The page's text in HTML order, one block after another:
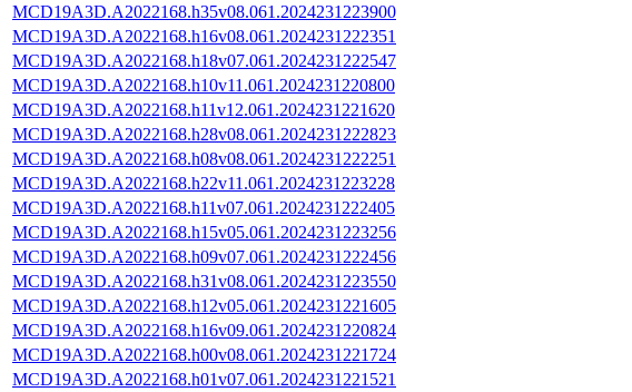
MCD19A3D.A2022168.h35v08.061.2024231223900
MCD19A3D.A2022168.h16v08.061.2024231222351
MCD19A3D.A2022168.h18v07.061.2024231222547
MCD19A3D.A2022168.h10v11.061.2024231220800
MCD19A3D.A2022168.h11v12.061.2024231221620
MCD19A3D.A2022168.h28v08.061.2024231222823
MCD19A3D.A2022168.h08v08.061.2024231222251
MCD19A3D.A2022168.h22v11.061.2024231223228
MCD19A3D.A2022168.h11v07.061.2024231222405
MCD19A3D.A2022168.h15v05.061.2024231223256
MCD19A3D.A2022168.h09v07.061.2024231222456
MCD19A3D.A2022168.h31v08.061.2024231223550
MCD19A3D.A2022168.h12v05.061.2024231221605
MCD19A3D.A2022168.h16v09.061.2024231220824
MCD19A3D.A2022168.h00v08.061.2024231221724
MCD19A3D.A2022168.h01v07.061.2024231221521